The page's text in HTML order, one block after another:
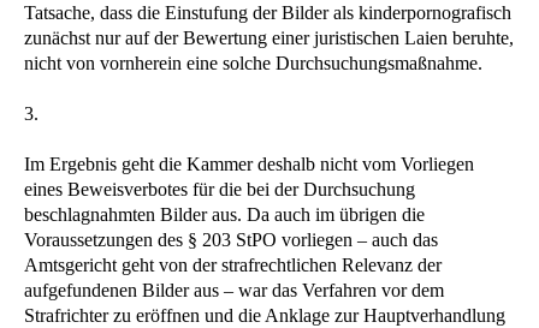
Tatsache, dass die Einstufung der Bilder als kinderpornografisch
zunächst nur auf der Bewertung einer juristischen Laien beruhte,
nicht von vornherein eine solche Durchsuchungsmaßnahme.
3.
Im Ergebnis geht die Kammer deshalb nicht vom Vorliegen
eines Beweisverbotes für die bei der Durchsuchung
beschlagnahmten Bilder aus. Da auch im übrigen die
Voraussetzungen des § 203 StPO vorliegen – auch das
Amtsgericht geht von der strafrechtlichen Relevanz der
aufgefundenen Bilder aus – war das Verfahren vor dem
Strafrichter zu eröffnen und die Anklage zur Hauptverhandlung